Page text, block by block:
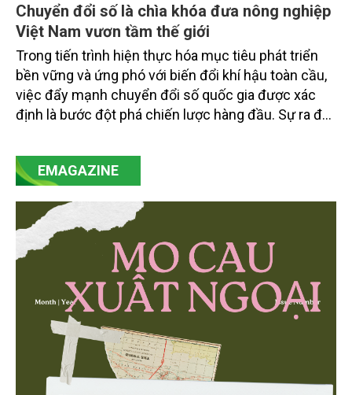
Chuyển đổi số là chìa khóa đưa nông nghiệp
Việt Nam vươn tầm thế giới
Trong tiến trình hiện thực hóa mục tiêu phát triển
bền vững và ứng phó với biến đổi khí hậu toàn cầu,
việc đẩy mạnh chuyển đổi số quốc gia được xác
định là bước đột phá chiến lược hàng đầu. Sự ra đời
mạnh mẽ, thúc đẩy quá trình cải cách toàn diện,
minh bạch hóa chuỗi cung ứng và nâng cao hiệu
then chốt là nông nghiệp và môi trường.
EMAGAZINE